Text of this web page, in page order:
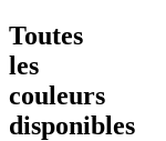
Toutes
les
couleurs
disponibles